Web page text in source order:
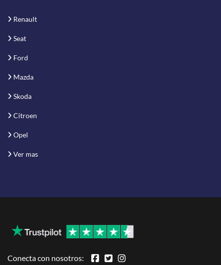
Renault
Seat
Ford
Mazda
Skoda
Citroen
Opel
Ver mas
Conecta con nosotros: